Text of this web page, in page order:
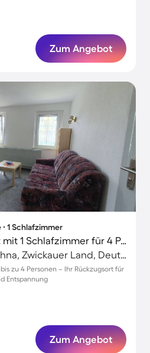
Zum Angebot
1 Schlafzimmer
Schönes Apartment mit 1 Schlafzimmer für 4 Personen
Limbach-Oberfrohna, Zwickauer Land, Deutschland
zu 4 Personen – Ihr Rückzugsort für
Entspannung
Zum Angebot